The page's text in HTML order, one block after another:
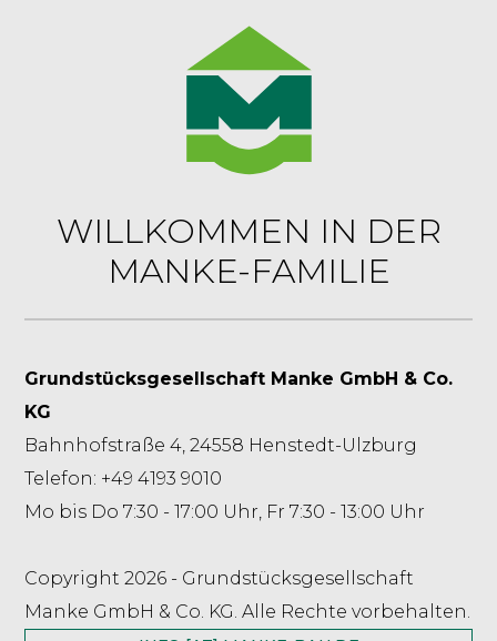
WILLKOMMEN IN DER
MANKE-FAMILIE
Grundstücksgesellschaft Manke GmbH & Co.
KG
Bahnhofstraße 4, 24558 Henstedt-Ulzburg
Telefon: +49 4193 9010
Mo bis Do 7:30 - 17:00 Uhr, Fr 7:30 - 13:00 Uhr
Copyright 2026 - Grundstücksgesellschaft
Manke GmbH & Co. KG. Alle Rechte vorbehalten.